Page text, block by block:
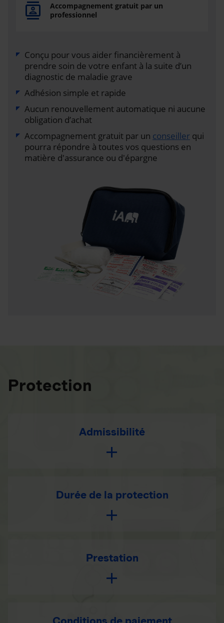
Accompagnement gratuit par un
professionnel
Conçu pour vous aider financièrement à
prendre soin de votre enfant à la suite d’un
diagnostic de maladie grave
Adhésion simple et rapide
Aucun renouvellement automatique ni aucune
obligation d’achat
Accompagnement gratuit par un conseiller qui
pourra répondre à toutes vos questions en
matière d'assurance ou d'épargne
Protection
Admissibilité
Durée de la protection
Prestation